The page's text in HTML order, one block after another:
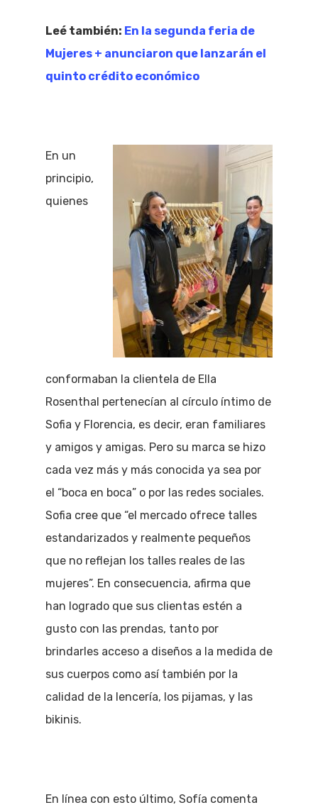
Leé también: En la segunda feria de
Mujeres + anunciaron que lanzarán el
quinto crédito económico
En un
principio,
quienes
conformaban la clientela de Ella
Rosenthal pertenecían al círculo íntimo de
Sofia y Florencia, es decir, eran familiares
y amigos y amigas. Pero su marca se hizo
cada vez más y más conocida ya sea por
el “boca en boca” o por las redes sociales.
Sofia cree que “el mercado ofrece talles
estandarizados y realmente pequeños
que no reflejan los talles reales de las
mujeres”. En consecuencia, afirma que
han logrado que sus clientas estén a
gusto con las prendas, tanto por
brindarles acceso a diseños a la medida de
sus cuerpos como así también por la
calidad de la lencería, los pijamas, y las
bikinis.
En línea con esto último, Sofía comenta